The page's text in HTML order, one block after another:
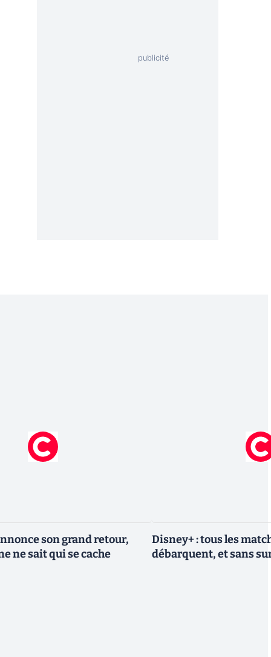
son grand retour,
ne sait qui se cache
Disney+ : tous les
débarquent, et sans